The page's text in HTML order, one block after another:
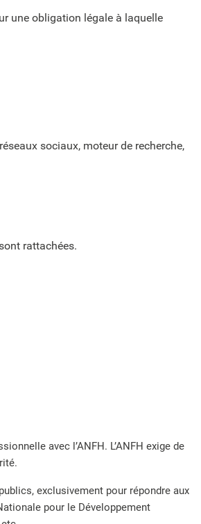
une obligation légale à laquelle
sociaux, moteur de recherche,
rattachées.
avec l’ANFH. L’ANFH exige de
exclusivement pour répondre aux
pour le Développement